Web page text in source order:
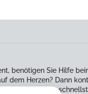
benötigen Sie Hilfe
dem Herzen? Dann
Wir werden uns